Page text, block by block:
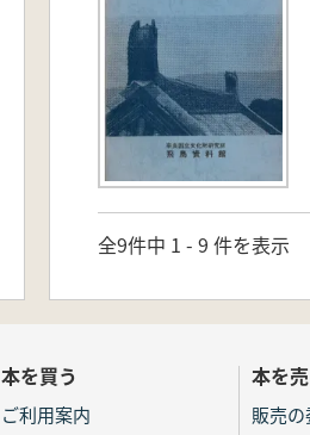
全9件中 1 - 9 件を表示
本を買う
ご利用案内
本を
販売